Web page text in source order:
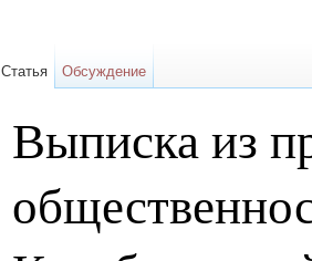
Выписка из
Статья Обсуждение